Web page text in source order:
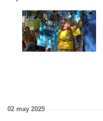
02 may 2025